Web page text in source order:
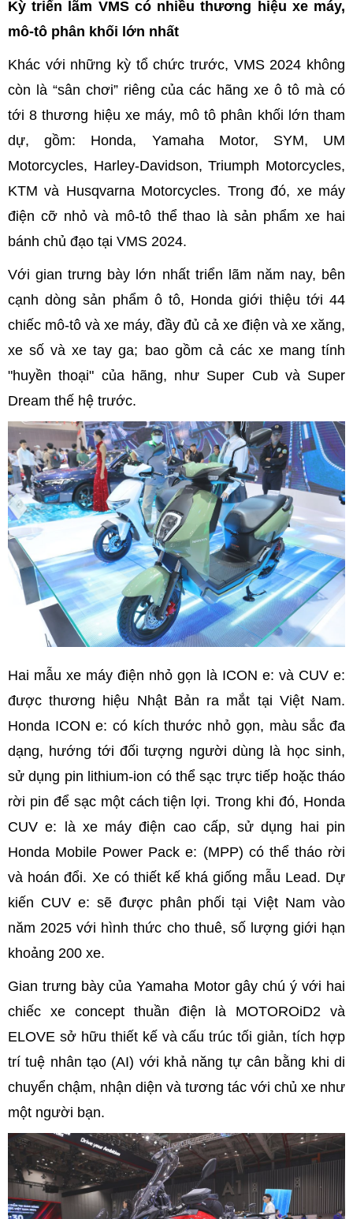
Kỳ triển lãm VMS có nhiều thương hiệu xe máy,
mô-tô phân khối lớn nhất
Khác với những kỳ tổ chức trước, VMS 2024 không
còn là “sân chơi” riêng của các hãng xe ô tô mà có
tới 8 thương hiệu xe máy, mô tô phân khối lớn tham
dự, gồm: Honda, Yamaha Motor, SYM, UM
Motorcycles, Harley-Davidson, Triumph Motorcycles,
KTM và Husqvarna Motorcycles. Trong đó, xe máy
điện cỡ nhỏ và mô-tô thể thao là sản phẩm xe hai
bánh chủ đạo tại VMS 2024.
Với gian trưng bày lớn nhất triển lãm năm nay, bên
cạnh dòng sản phẩm ô tô, Honda giới thiệu tới 44
chiếc mô-tô và xe máy, đầy đủ cả xe điện và xe xăng,
xe số và xe tay ga; bao gồm cả các xe mang tính
"huyền thoại" của hãng, như Super Cub và Super
Dream thế hệ trước.
Hai mẫu xe máy điện nhỏ gọn là ICON e: và CUV e:
được thương hiệu Nhật Bản ra mắt tại Việt Nam.
Honda ICON e: có kích thước nhỏ gọn, màu sắc đa
dạng, hướng tới đối tượng người dùng là học sinh,
sử dụng pin lithium-ion có thể sạc trực tiếp hoặc tháo
rời pin để sạc một cách tiện lợi. Trong khi đó, Honda
CUV e: là xe máy điện cao cấp, sử dụng hai pin
Honda Mobile Power Pack e: (MPP) có thể tháo rời
và hoán đổi. Xe có thiết kế khá giống mẫu Lead. Dự
kiến CUV e: sẽ được phân phối tại Việt Nam vào
năm 2025 với hình thức cho thuê, số lượng giới hạn
khoảng 200 xe.
Gian trưng bày của Yamaha Motor gây chú ý với hai
chiếc xe concept thuần điện là MOTOROiD2 và
ELOVE sở hữu thiết kế và cấu trúc tối giản, tích hợp
trí tuệ nhân tạo (AI) với khả năng tự cân bằng khi di
chuyển chậm, nhận diện và tương tác với chủ xe như
một người bạn.